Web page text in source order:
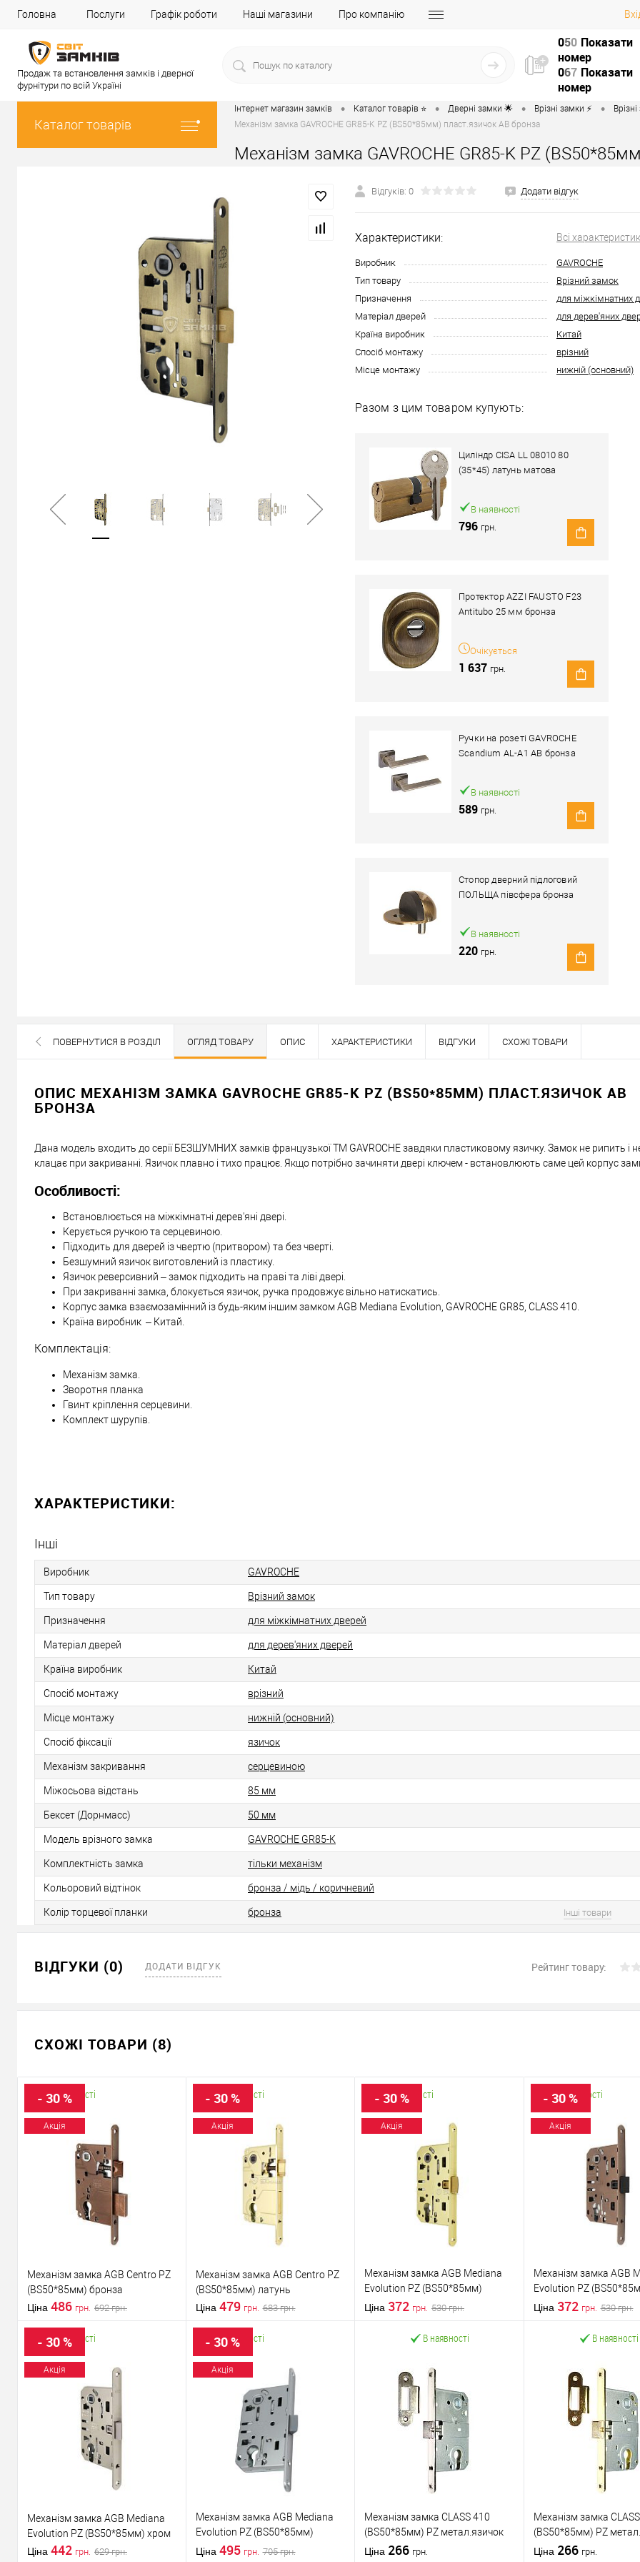
Головна Послуги Графік роботи Наші магазини Про компанію
Продаж та встановлення замків і дверної
фурнітури по всій Україні
050 Показати
номер
067 Показати
номер
Каталог товарів
Інтернет магазин замків • Каталог товарів ⭐ • Дверні замки 🌟 • Врізні замки ⚡️ •
Механізм замка GAVROCHE GR85-K PZ (BS50*85мм) пласт.язичок AB бронза
Механізм замка GAVROCHE GR85-K PZ
Відгуків: 0 Додати відгук
Характеристики: Всі
Виробник
GAVROCHE
Тип товару
Врізний замок
Призначення
для міжкімнатних
Матеріал дверей
для дерев'яних
Країна виробник
Китай
Спосіб монтажу
врізний
Місце монтажу
нижній (основний)
Разом з цим товаром купують:
Циліндр CISA LL 08010 80
(35*45) латунь матова
В наявності
796 грн.
Протектор AZZI FAUSTO F23
Antitubo 25 мм бронза
Очікується
1 637 грн.
Ручки на розеті GAVROCHE
Scandium AL-A1 AB бронза
В наявності
589 грн.
Стопор дверний підлоговий
ПОЛЬЩА півсфера бронза
В наявності
220 грн.
В наявності
Наявність в роздрібних магазинах
325 грн.
Знизимо
Кількість:
У кошик Купити в 1 клік
Доставка
«Новою Поштою» по Україні
Мінімальна сума замовлення 400 грн
Доставка накладеним платежем від 400 грн
Відправити посилання другу
ПОВЕРНУТИСЯ В РОЗДІЛ ОГЛЯД ТОВАРУ ОПИС ХАРАКТЕРИСТИКИ ВІДГУКИ СХОЖІ ТОВАРИ
ОПИС МЕХАНІЗМ ЗАМКА GAVROCHE GR85-K PZ (BS50*85ММ) ПЛАСТ.ЯЗИЧОК AB
БРОНЗА
Дана модель входить до серії БЕЗШУМНИХ замків французької ТМ GAVROCHE завдяки пластиковому язичку. Замок не рипить і
клацає при закриванні. Язичок плавно і тихо працює. Якщо потрібно зачиняти двері ключем - встановлюють саме цей корпус
Особливості:
Встановлюється на міжкімнатні дерев'яні двері.
Керується ручкою та серцевиною.
Підходить для дверей із чвертю (притвором) та без чверті.
Безшумний язичок виготовлений із пластику.
Язичок реверсивний – замок підходить на праві та ліві двері.
При закриванні замка, блокується язичок, ручка продовжує вільно натискатись.
Корпус замка взаємозамінний із будь-яким іншим замком AGB Mediana Evolution, GAVROCHE GR85, CLASS 410.
Країна виробник – Китай.
Комплектація:
Механізм замка.
Зворотня планка
Гвинт кріплення серцевини.
Комплект шурупів.
ХАРАКТЕРИСТИКИ:
Інші
Виробник GAVROCHE
Тип товару Врізний замок
Призначення для міжкімнатних дверей
Матеріал дверей для дерев'яних дверей
Країна виробник Китай
Спосіб монтажу врізний
Місце монтажу нижній (основний)
Спосіб фіксації язичок
Механізм закривання серцевиною
Міжосьова відстань 85 мм
Бексет (Дорнмасс) 50 мм
Модель врізного замка GAVROCHE GR85-K
Комплектність замка тільки механізм
Кольоровий відтінок бронза / мідь / коричневий
Колір торцевої планки бронза Інші товари
ВІДГУКИ (0) ДОДАТИ ВІДГУК Рейтинг товару:
СХОЖІ ТОВАРИ (8)
- 30 %
Акція
В наявності
Механізм замка AGB Centro PZ
(BS50*85мм) бронза
Ціна 486 грн. 692грн.
Придбати в 1
У обране
- 30 %
Акція
В наявності
Механізм замка AGB Centro PZ
(BS50*85мм) латунь
Ціна 479 грн. 683грн.
Придбати в 1
До
порівняння
У обране
- 30 %
Акція
В наявності
Механізм замка AGB Mediana
Evolution PZ (BS50*85мм)
латунь
Ціна 372 грн. 530грн.
Придбати в 1
До
порівняння
У обране
- 30 %
Акція
В наявності
Механізм замка AGB
Evolution PZ
бронза
Ціна 372 грн. 530грн.
Придбати в 1
До
У обране
- 30 %
Акція
В наявності
Механізм замка AGB Mediana
Evolution PZ (BS50*85мм) хром
Ціна 442 грн. 629грн.
- 30 %
Акція
В наявності
Механізм замка AGB Mediana
Evolution PZ (BS50*85мм)
матовий хром
Ціна 495 грн. 705грн.
В наявності
Механізм замка CLASS 410
(BS50*85мм) PZ метал.язичок
NI нікель полірований
Ціна 266 грн.
В наявності
Механізм замка
(BS50*85мм) PZ
PB полірована латунь
Ціна 266 грн.